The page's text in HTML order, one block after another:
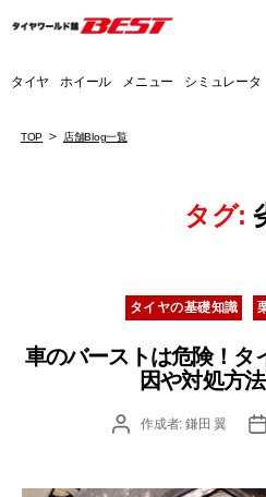
タイヤ ホイール メニュー シミュレータ
TOP 店舗Blog一覧
タグ:
カ
テ
リ
ー
タイヤの基礎知識
車のバーストは危険！タ
因や対処方
投
作成者: 鎌田 翼
投